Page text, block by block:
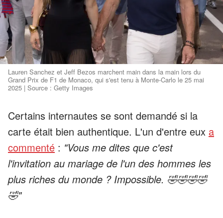
Lauren Sanchez et Jeff Bezos marchent main dans la main lors du
Grand Prix de F1 de Monaco, qui s'est tenu à Monte-Carlo le 25 mai
2025 | Source : Getty Images
Certains internautes se sont demandé si la
carte était bien authentique. L'un d'entre eux a
commenté : "Vous me dites que c'est
l'invitation au mariage de l'un des hommes les
plus riches du monde ? Impossible. 🤣🤣🤣🤣
🤣"